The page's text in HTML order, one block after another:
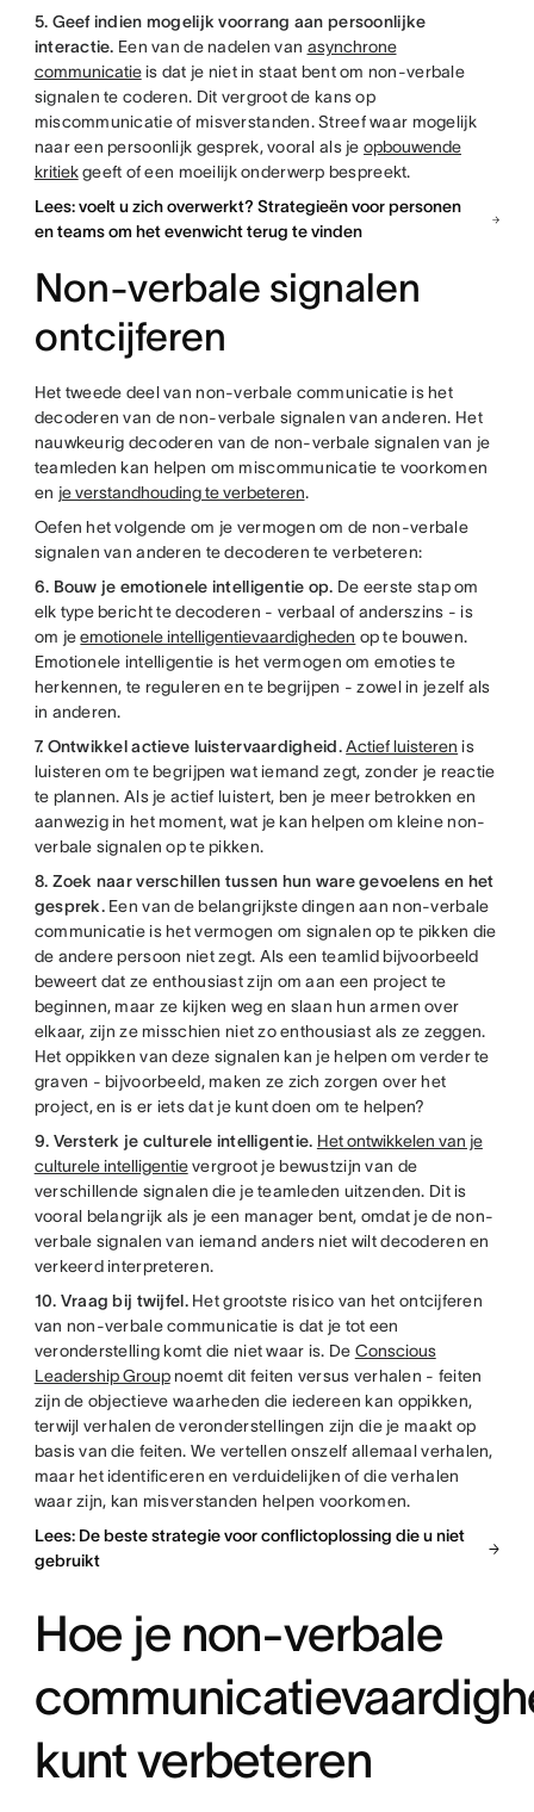
5. Geef indien mogelijk voorrang aan persoonlijke
interactie. Een van de nadelen van asynchrone
communicatieis dat je niet in staat bent om non-verbale
signalen te coderen. Dit vergroot de kans op
miscommunicatie of misverstanden. Streef waar mogelijk
naar een persoonlijk gesprek, vooral als je opbouwende
kritiekgeeft of een moeilijk onderwerp bespreekt.
Lees: voelt u zich overwerkt? Strategieën voor personen
en teams om het evenwicht terug te vinden
Non-verbale signalen
ontcijferen
Het tweede deel van non-verbale communicatie is het
decoderen van de non-verbale signalen van anderen. Het
nauwkeurig decoderen van de non-verbale signalen van je
teamleden kan helpen om miscommunicatie te voorkomen
en je verstandhouding te verbeteren.
Oefen het volgende om je vermogen om de non-verbale
signalen van anderen te decoderen te verbeteren:
6. Bouw je emotionele intelligentie op. De eerste stap om
elk type bericht te decoderen - verbaal of anderszins - is
om jeemotionele intelligentievaardigheden op te bouwen.
Emotionele intelligentie is het vermogen om emoties te
herkennen, te reguleren en te begrijpen - zowel in jezelf als
in anderen.
7. Ontwikkel actieve luistervaardigheid.Actief luisteren is
luisteren om te begrijpen wat iemand zegt, zonder je reactie
te plannen. Als je actief luistert, ben je meer betrokken en
aanwezig in het moment, wat je kan helpen om kleine non-
verbale signalen op te pikken.
8. Zoek naar verschillen tussen hun ware gevoelens en het
gesprek. Een van de belangrijkste dingen aan non-verbale
communicatie is het vermogen om signalen op te pikken die
de andere persoon niet zegt. Als een teamlid bijvoorbeeld
beweert dat ze enthousiast zijn om aan een project te
beginnen, maar ze kijken weg en slaan hun armen over
elkaar, zijn ze misschien niet zo enthousiast als ze zeggen.
Het oppikken van deze signalen kan je helpen om verder te
graven - bijvoorbeeld, maken ze zich zorgen over het
project, en is er iets dat je kunt doen om te helpen?
9. Versterk je culturele intelligentie. Het ontwikkelen van je
culturele intelligentievergroot je bewustzijn van de
verschillende signalen die je teamleden uitzenden. Dit is
vooral belangrijk als je een manager bent, omdat je de non-
verbale signalen van iemand anders niet wilt decoderen en
verkeerd interpreteren.
10. Vraag bij twijfel.Het grootste risico van het ontcijferen
van non-verbale communicatie is dat je tot een
veronderstelling komt die niet waar is. De Conscious
Leadership Groupnoemt dit feiten versus verhalen - feiten
zijn de objectieve waarheden die iedereen kan oppikken,
terwijl verhalen de veronderstellingen zijn die je maakt op
basis van die feiten. We vertellen onszelf allemaal verhalen,
maar het identificeren en verduidelijken of die verhalen
waar zijn, kan misverstanden helpen voorkomen.
Lees: De beste strategie voor conflictoplossing die u niet
gebruikt
Hoe je non-verbale
kunt verbeteren